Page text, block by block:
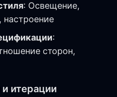
: Освещение,
:
сторон,
итерации